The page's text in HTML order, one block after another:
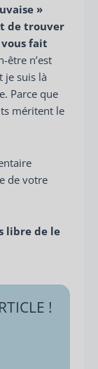
»
de trouver
fait
être n’est
je suis là
Parce que
méritent le
de votre
libre de le
!